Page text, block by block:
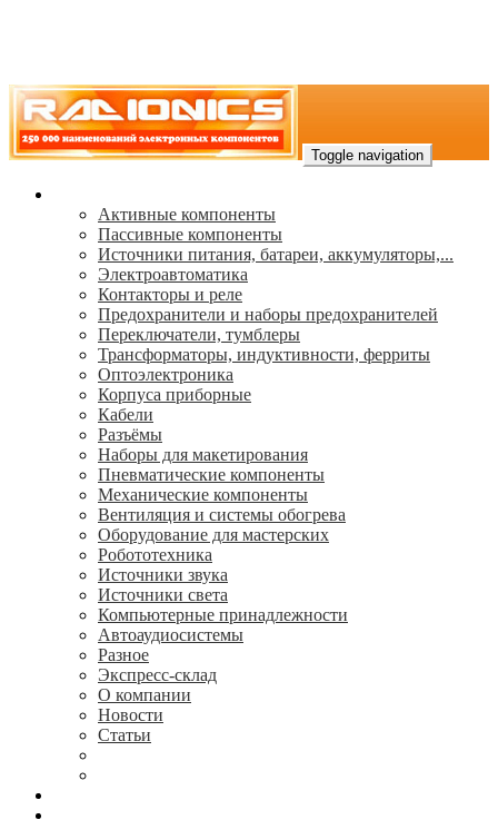
Toggle navigation
Активные компоненты
Пассивные компоненты
Источники питания, батареи, аккумуляторы,...
Электроавтоматика
Контакторы и реле
Предохранители и наборы предохранителей
Переключатели, тумблеры
Трансформаторы, индуктивности, ферриты
Oптоэлектроника
Корпуса приборные
Кабели
Разъёмы
Наборы для макетирования
Пневматические компоненты
Механические компоненты
Вентиляция и системы обогрева
Оборудование для мастерских
Робототехника
Источники звука
Источники света
Компьютерные принадлежности
Автоаудиосистемы
Разное
Экспресс-склад
О компании
Новости
Статьи